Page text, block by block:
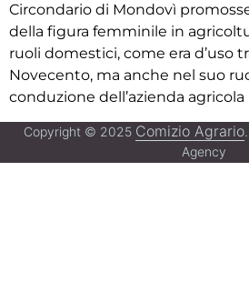
Circondario di Mondovì
della figura femminile in
ruoli domestici, come era d’uso
Novecento, ma anche nel suo
conduzione dell’azienda agricola
Copyright © 2025 Comizio Agrario
Agency